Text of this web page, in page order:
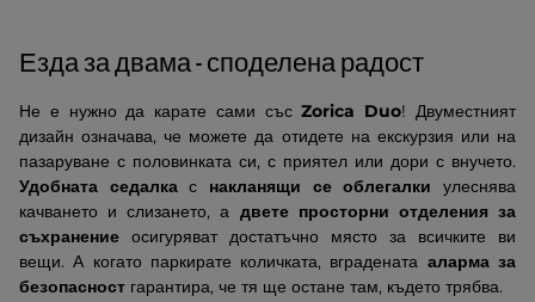
Езда за двама - споделена радост
Не е нужно да карате сами съсZorica Duo! Двуместният
дизайн означава, че можете да отидете на екскурзия или на
пазаруване с половинката си, с приятел или дори с внучето.
Удобната седалкас накланящи се облегалки улеснява
качването и слизането, а двете просторни отделения за
съхранение осигуряват достатъчно място за всичките ви
вещи. А когато паркирате количката, вградената аларма за
безопасност гарантира, че тя ще остане там, където трябва.